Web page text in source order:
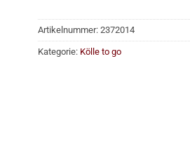
Artikelnummer: 2372014
Kategorie: Kölle to go